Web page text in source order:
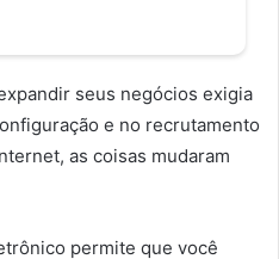
seus negócios exigia
e no recrutamento
as coisas mudaram
permite que você